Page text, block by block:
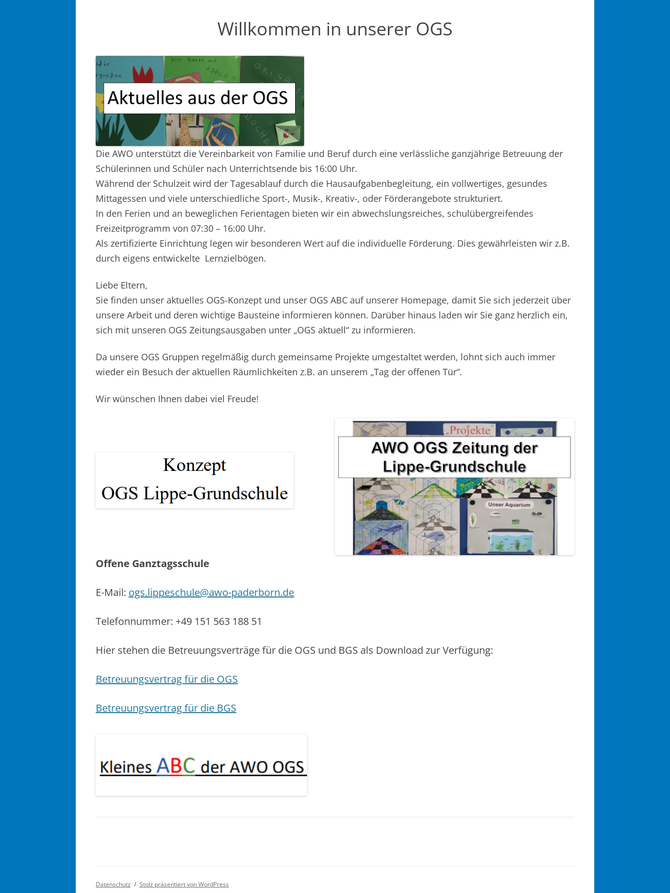
KRANKMELDUNG
Willkommen in unserer OGS
Die AWO unterstützt die Vereinbarkeit von Familie und Beruf durch eine verlässliche ganzjährige Betreuung der
Schülerinnen und Schüler nach Unterrichtsende bis 16:00 Uhr.
Während der Schulzeit wird der Tagesablauf durch die Hausaufgabenbegleitung, ein vollwertiges, gesundes
Mittagessen und viele unterschiedliche Sport-, Musik-, Kreativ-, oder Förderangebote strukturiert.
In den Ferien und an beweglichen Ferientagen bieten wir ein abwechslungsreiches, schulübergreifendes
Freizeitprogramm von 07:30 – 16:00 Uhr.
Als zertifizierte Einrichtung legen wir besonderen Wert auf die individuelle Förderung. Dies gewährleisten wir z.B.
durch eigens entwickelte Lernzielbögen.
Liebe Eltern,
Sie finden unser aktuelles OGS-Konzept und unser OGS ABC auf unserer Homepage, damit Sie sich jederzeit über
unsere Arbeit und deren wichtige Bausteine informieren können. Darüber hinaus laden wir Sie ganz herzlich ein,
sich mit unseren OGS Zeitungsausgaben unter „OGS aktuell“ zu informieren.
Da unsere OGS Gruppen regelmäßig durch gemeinsame Projekte umgestaltet werden, lohnt sich auch immer
wieder ein Besuch der aktuellen Räumlichkeiten z.B. an unserem „Tag der offenen Tür“.
Wir wünschen Ihnen dabei viel Freude!
Offene Ganztagsschule
E-Mail: ogs.lippeschule@awo-paderborn.de
Telefonnummer: +49 151 563 188 51
Hier stehen die Betreuungsverträge für die OGS und BGS als Download zur Verfügung:
Betreuungsvertrag für die OGS
Betreuungsvertrag für die BGS
Datenschutz Stolz präsentiert von WordPress